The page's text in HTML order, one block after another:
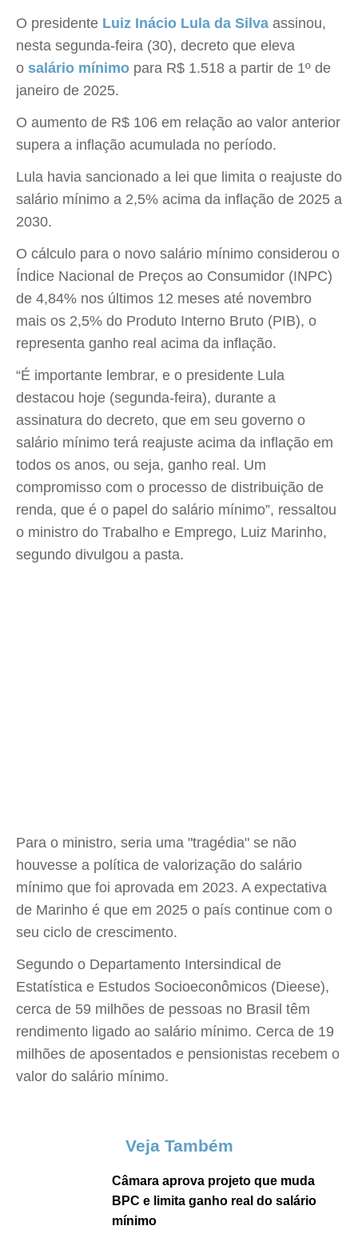
O presidente Luiz Inácio Lula da Silva assinou,
nesta segunda-feira (30), decreto que eleva
o salário mínimo para R$ 1.518 a partir de 1º de
janeiro de 2025.
O aumento de R$ 106 em relação ao valor anterior
supera a inflação acumulada no período.
Lula havia sancionado a lei que limita o reajuste do
salário mínimo a 2,5% acima da inflação de 2025 a
2030.
O cálculo para o novo salário mínimo considerou o
Índice Nacional de Preços ao Consumidor (INPC)
de 4,84% nos últimos 12 meses até novembro
mais os 2,5% do Produto Interno Bruto (PIB), o
representa ganho real acima da inflação.
“É importante lembrar, e o presidente Lula
destacou hoje (segunda-feira), durante a
assinatura do decreto, que em seu governo o
salário mínimo terá reajuste acima da inflação em
todos os anos, ou seja, ganho real. Um
compromisso com o processo de distribuição de
renda, que é o papel do salário mínimo”, ressaltou
o ministro do Trabalho e Emprego, Luiz Marinho,
segundo divulgou a pasta.
Para o ministro, seria uma "tragédia" se não
houvesse a política de valorização do salário
mínimo que foi aprovada em 2023. A expectativa
de Marinho é que em 2025 o país continue com o
seu ciclo de crescimento.
Segundo o Departamento Intersindical de
Estatística e Estudos Socioeconômicos (Dieese),
cerca de 59 milhões de pessoas no Brasil têm
rendimento ligado ao salário mínimo. Cerca de 19
milhões de aposentados e pensionistas recebem o
valor do salário mínimo.
Veja Também
Câmara aprova projeto que muda
BPC e limita ganho real do salário
mínimo